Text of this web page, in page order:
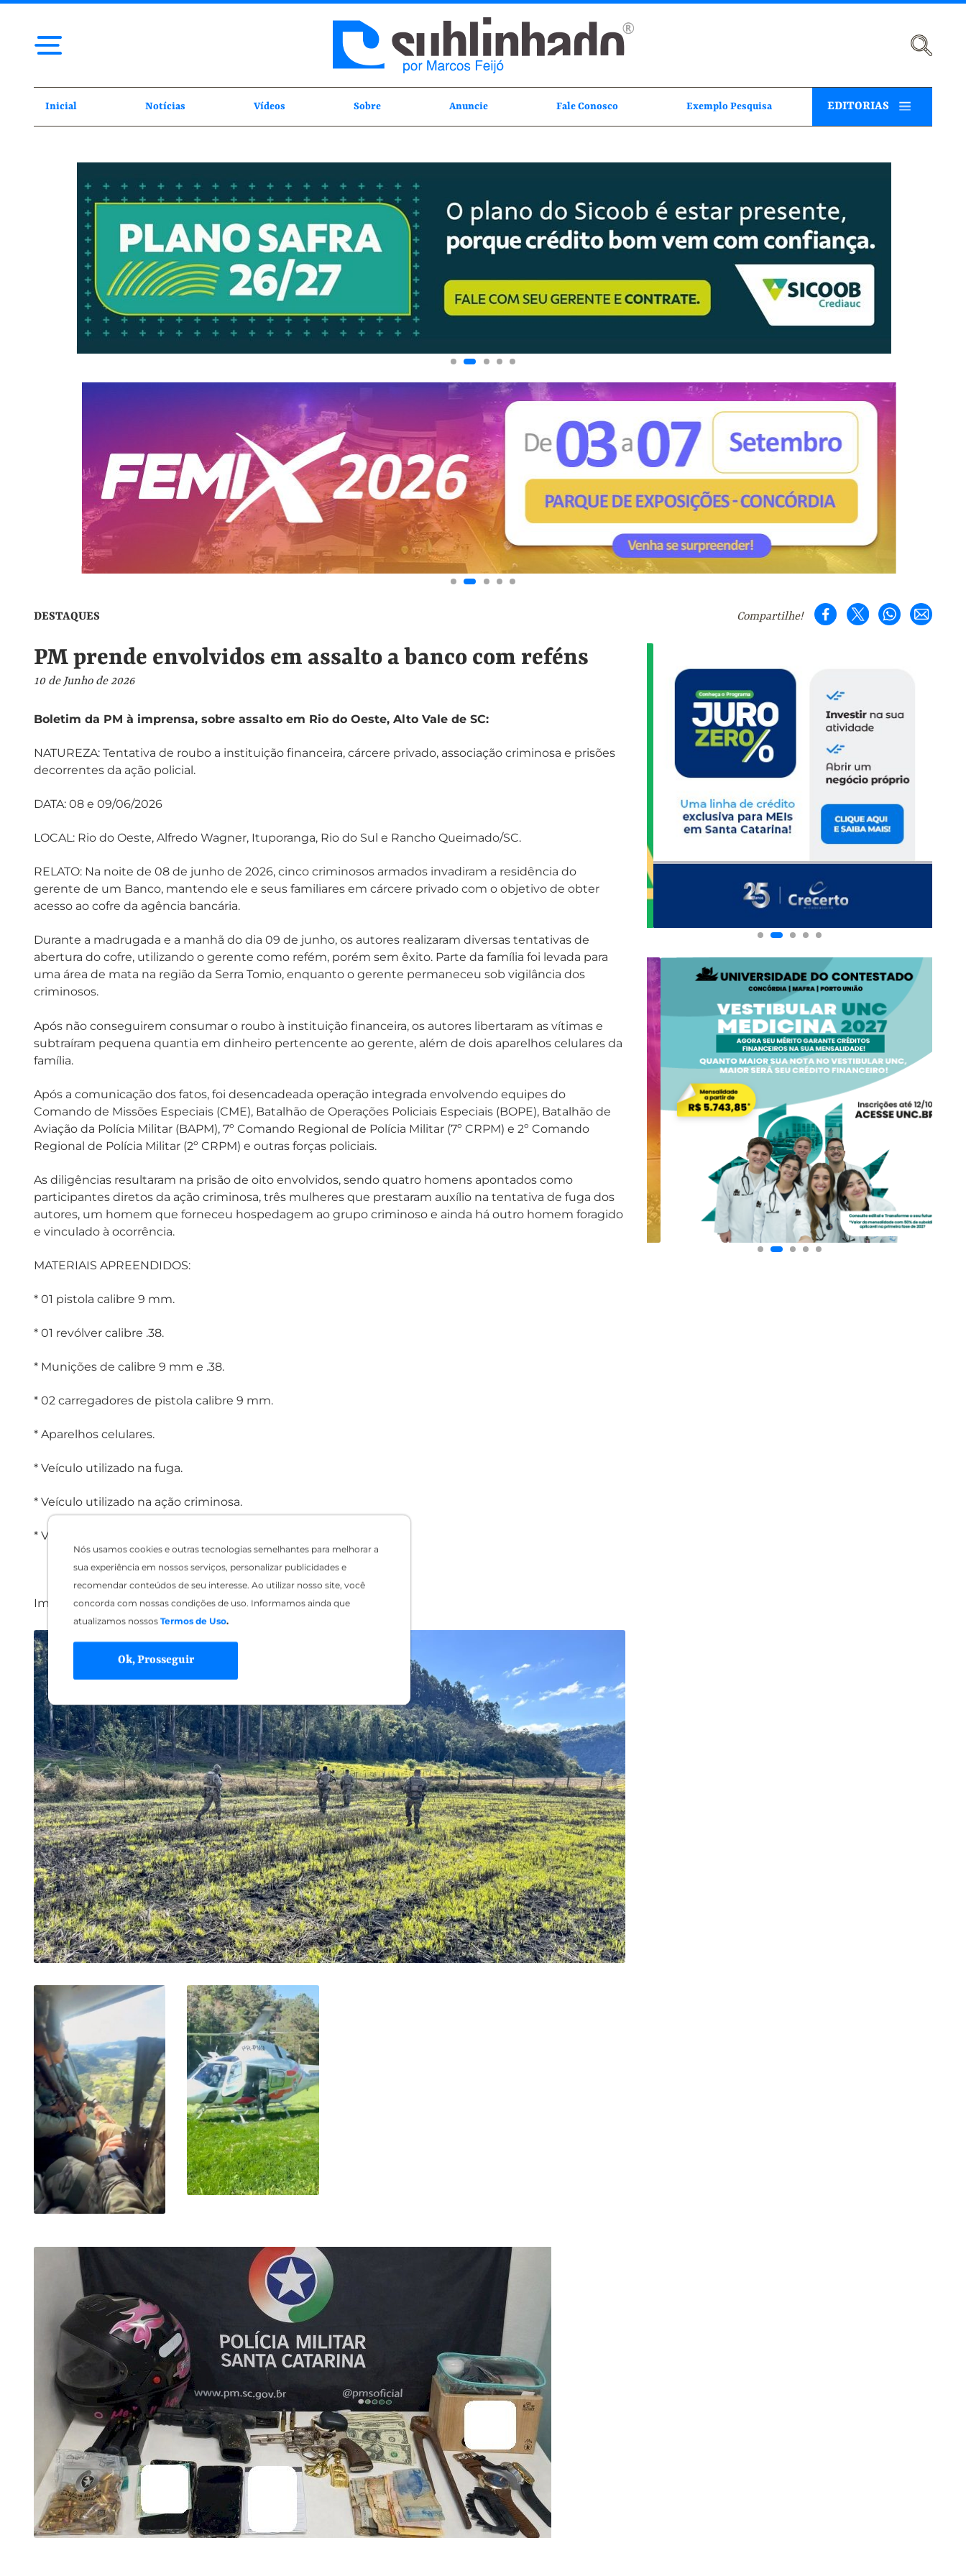
Nós usamos cookies e outras tecnologias semelhantes para melhorar a
sua experiência em nossos serviços, personalizar publicidades e
recomendar conteúdos de seu interesse. Ao utilizar nosso site, você
concorda com nossas condições de uso. Informamos ainda que
atualizamos nossosTermos de Uso.
Ok, Prosseguir
Inicial Notícias Vídeos Sobre Anuncie Fale Conosco Exemplo Pesquisa EDITORIAS
DESTAQUES Compartilhe!
PM prende envolvidos em assalto a banco com reféns
10 de Junho de 2026
Boletim da PM à imprensa, sobre assalto em Rio do Oeste, Alto Vale de SC:
NATUREZA: Tentativa de roubo a instituição financeira, cárcere privado, associação criminosa e prisões
decorrentes da ação policial.
DATA: 08 e 09/06/2026
LOCAL: Rio do Oeste, Alfredo Wagner, Ituporanga, Rio do Sul e Rancho Queimado/SC.
RELATO: Na noite de 08 de junho de 2026, cinco criminosos armados invadiram a residência do
gerente de um Banco, mantendo ele e seus familiares em cárcere privado com o objetivo de obter
acesso ao cofre da agência bancária.
Durante a madrugada e a manhã do dia 09 de junho, os autores realizaram diversas tentativas de
abertura do cofre, utilizando o gerente como refém, porém sem êxito. Parte da família foi levada para
uma área de mata na região da Serra Tomio, enquanto o gerente permaneceu sob vigilância dos
criminosos.
Após não conseguirem consumar o roubo à instituição financeira, os autores libertaram as vítimas e
subtraíram pequena quantia em dinheiro pertencente ao gerente, além de dois aparelhos celulares da
família.
Após a comunicação dos fatos, foi desencadeada operação integrada envolvendo equipes do
Comando de Missões Especiais (CME), Batalhão de Operações Policiais Especiais (BOPE), Batalhão de
Aviação da Polícia Militar (BAPM), 7º Comando Regional de Polícia Militar (7º CRPM) e 2º Comando
Regional de Polícia Militar (2º CRPM) e outras forças policiais.
As diligências resultaram na prisão de oito envolvidos, sendo quatro homens apontados como
participantes diretos da ação criminosa, três mulheres que prestaram auxílio na tentativa de fuga dos
autores, um homem que forneceu hospedagem ao grupo criminoso e ainda há outro homem foragido
e vinculado à ocorrência.
MATERIAIS APREENDIDOS:
* 01 pistola calibre 9 mm.
* 01 revólver calibre .38.
* Munições de calibre 9 mm e .38.
* 02 carregadores de pistola calibre 9 mm.
* Aparelhos celulares.
* Veículo utilizado na fuga.
* Veículo utilizado na ação criminosa.
* Veículo utilizado pelos autores.
Imagens PM